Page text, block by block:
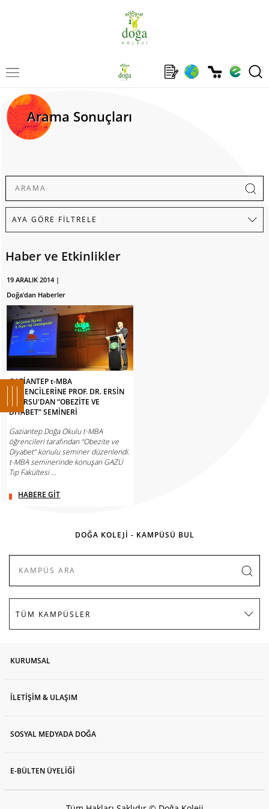
Arama Sonuçları
Haber ve Etkinlikler
19 ARALIK 2014 |
Doğa'dan Haberler
GAZİANTEP t-MBA
ÖĞRENCİLERİNE PROF. DR. ERSİN
AKARSU'DAN “OBEZİTE VE
DİYABET” SEMİNERİ
Gaziantep Doğa Okulu t-MBA
öğrencileri tarafından “Obezite ve
Diyabet” konulu seminer düzenlendi.
t-MBA seminerinde konuşan GAZÜ
Tıp Fakültesi ...
HABERE GİT
DOĞA KOLEJİ - KAMPÜSÜ BUL
KURUMSAL
İLETİŞİM & ULAŞIM
SOSYAL MEDYADA DOĞA
E-BÜLTEN ÜYELİĞİ